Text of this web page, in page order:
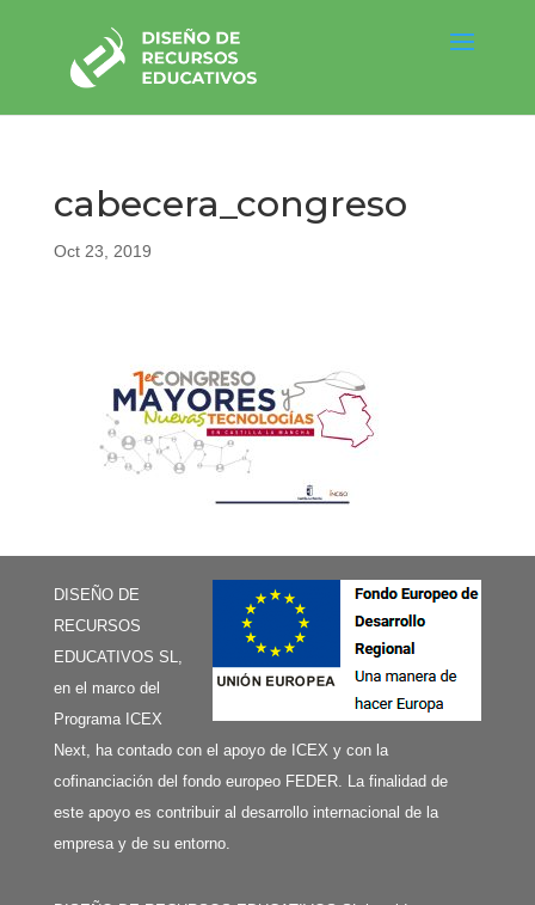
cabecera_congreso
Oct 23, 2019
DISEÑO DE
RECURSOS
EDUCATIVOS SL,
en el marco del
Programa ICEX
Next, ha contado con el apoyo de ICEX y con la
cofinanciación del fondo europeo FEDER. La finalidad de
este apoyo es contribuir al desarrollo internacional de la
empresa y de su entorno.